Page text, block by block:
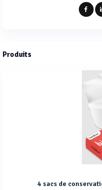
Produits
4 sacs de